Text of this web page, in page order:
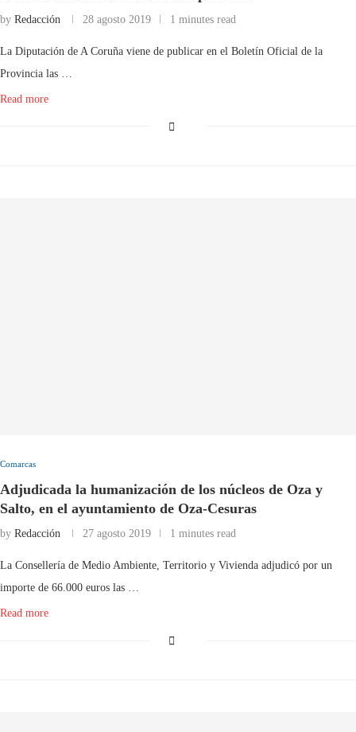
by Redacción 28 agosto 2019 1 minutes read
La Diputación de A Coruña viene de publicar en el Boletín Oficial de la
Provincia las …
Read more
Comarcas
Adjudicada la humanización de los núcleos de Oza y
Salto, en el ayuntamiento de Oza-Cesuras
by Redacción 27 agosto 2019 1 minutes read
La Consellería de Medio Ambiente, Territorio y Vivienda adjudicó por un
importe de 66.000 euros las …
Read more